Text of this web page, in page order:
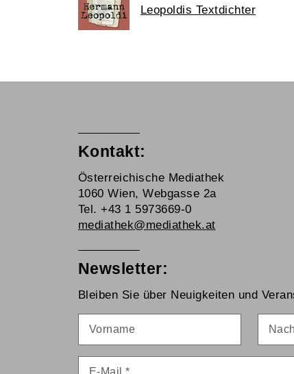
Leopoldis Textdichter
Kontakt:
Österreichische Mediathek
1060 Wien, Webgasse 2a
Tel. +43 1 5973669-0
mediathek@mediathek.at
Newsletter:
Bleiben Sie über Neuigkeiten und